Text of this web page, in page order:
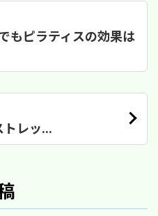
もピラティスの効果は
トレッ...